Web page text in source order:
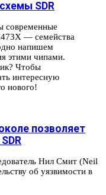
SDR
современные
— семейства
напишем
этими чипами.
Чтобы
интересную
нового!
позволяет
Нил Смит (Neil
об уязвимости в